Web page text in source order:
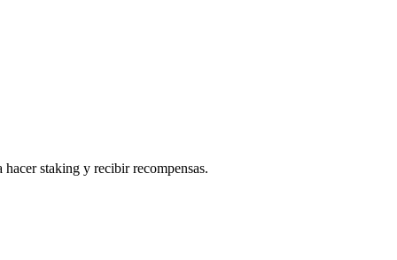
staking y recibir recompensas.